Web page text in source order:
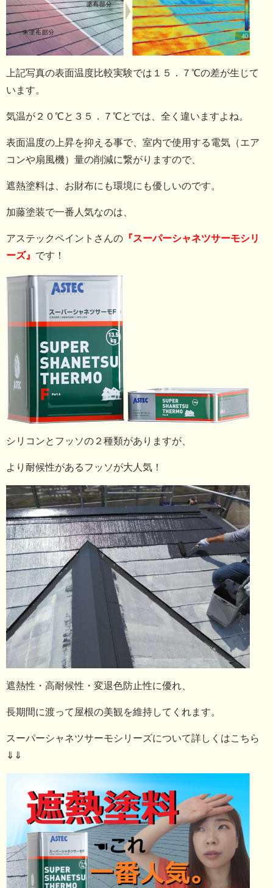
上記写真の表面温度比較実験では１５．７℃の差が生じて
います。
気温が２０℃と３５．７℃とでは、全く違いますよね。
表面温度の上昇を抑える事で、室内で使用する電気（エア
コンや扇風機）量の削減に繋がりますので、
遮熱塗料は、お財布にも環境にも優しいのです。
加藤塗装で一番人気なのは、
アステックペイントさんの 『スーパーシャネツサーモシリ
ーズ』 です！
シリコンとフッソの２種類がありますが、
より耐候性があるフッソが大人気！
遮熱性・高耐候性・変退色防止性に優れ、
長期間に渡って屋根の美観を維持してくれます。
スーパーシャネツサーモシリーズについて詳しくはこちら
⇓⇓